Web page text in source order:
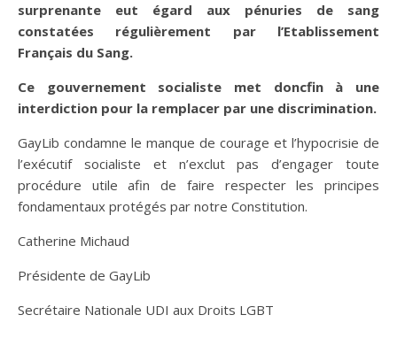
surprenante eut égard aux pénuries de sang
constatées régulièrement par l’Etablissement
Français du Sang.
Ce gouvernement socialiste met doncfin à une
interdiction pour la remplacer par une discrimination.
GayLib condamne le manque de courage et l’hypocrisie de
l’exécutif socialiste et n’exclut pas d’engager toute
procédure utile afin de faire respecter les principes
fondamentaux protégés par notre Constitution.
Catherine Michaud
Présidente de GayLib
Secrétaire Nationale UDI aux Droits LGBT